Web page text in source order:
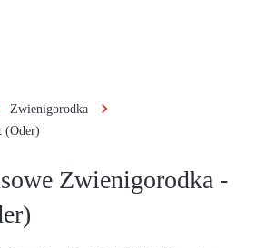
Zwienigorodka
(Oder)
Zwienigorodka -